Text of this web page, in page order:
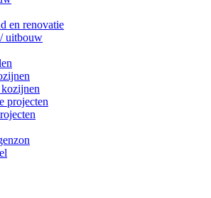
en renovatie
uitbouw
projecten